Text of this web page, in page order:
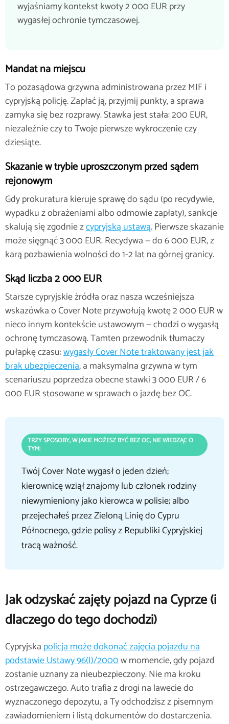
wyjaśniamy kontekst kwoty 2 000 EUR przy
wygasłej ochronie tymczasowej.
Mandat na miejscu
To pozasądowa grzywna administrowana przez MIF i
cypryjską policję. Zapłać ją, przyjmij punkty, a sprawa
zamyka się bez rozprawy. Stawka jest stała: 200 EUR,
niezależnie czy to Twoje pierwsze wykroczenie czy
dziesiąte.
Skazanie w trybie uproszczonym przed sądem
rejonowym
Gdy prokuratura kieruje sprawę do sądu (po recydywie,
wypadku z obrażeniami albo odmowie zapłaty), sankcje
skalują się zgodnie zcypryjską ustawą. Pierwsze skazanie
może sięgnąć 3 000 EUR. Recydywa — do 6 000 EUR, z
karą pozbawienia wolności do 1-2 lat na górnej granicy.
Skąd liczba 2 000 EUR
Starsze cypryjskie źródła oraz nasza wcześniejsza
wskazówka o Cover Note przywołują kwotę 2 000 EUR w
nieco innym kontekście ustawowym — chodzi o wygasłą
ochronę tymczasową. Tamten przewodnik tłumaczy
pułapkę czasu:wygasły Cover Note traktowany jest jak
brak ubezpieczenia, a maksymalna grzywna w tym
scenariuszu poprzedza obecne stawki 3 000 EUR / 6
000 EUR stosowane w sprawach o jazdę bez OC.
TRZY SPOSOBY, W JAKIE MOŻESZ BYĆ BEZ OC, NIE WIEDZĄC O
TYM:
Twój Cover Note wygasł o jeden dzień;
kierownicę wziął znajomy lub członek rodziny
niewymieniony jako kierowca w polisie; albo
przejechałeś przez Zieloną Linię do Cypru
Północnego, gdzie polisy z Republiki Cypryjskiej
tracą ważność.
Jak odzyskać zajęty pojazd na Cyprze (i
dlaczego do tego dochodzi)
Cypryjska policja może dokonać zajęcia pojazdu na
podstawie Ustawy 96(I)/2000w momencie, gdy pojazd
zostanie uznany za nieubezpieczony. Nie ma kroku
ostrzegawczego. Auto trafia z drogi na lawecie do
wyznaczonego depozytu, a Ty odchodzisz z pisemnym
zawiadomieniem i listą dokumentów do dostarczenia.